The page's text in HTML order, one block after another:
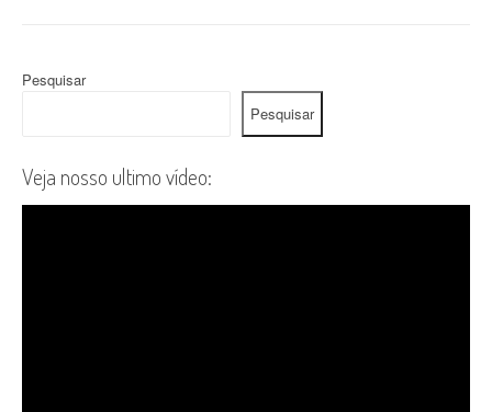
Pesquisar
Pesquisar
Veja nosso ultimo vídeo: